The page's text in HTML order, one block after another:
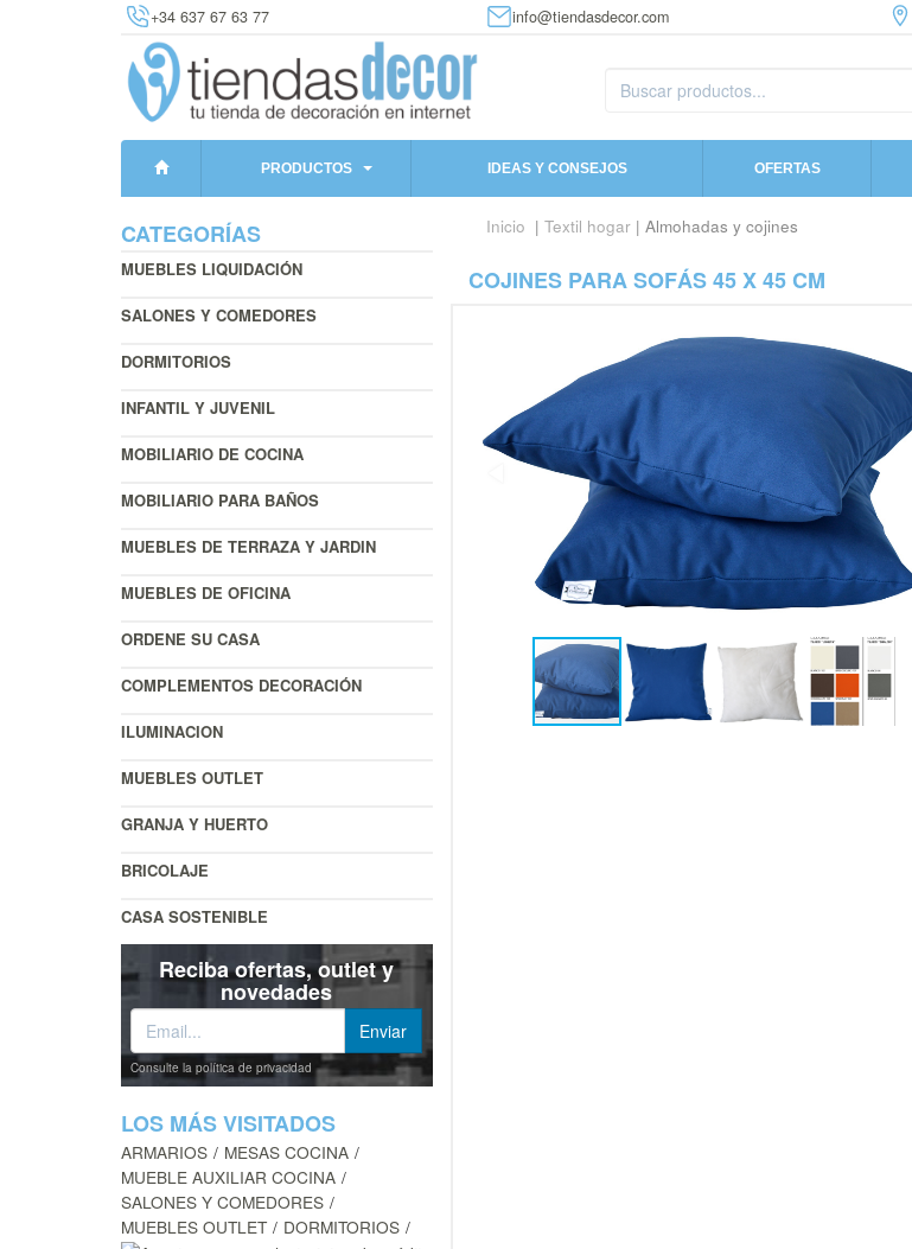
+34 637 67 63 77 info@tiendasdecor.com
PRODUCTOS IDEAS Y CONSEJOS OFERTAS
CATEGORÍAS
MUEBLES LIQUIDACIÓN
SALONES Y COMEDORES
DORMITORIOS
INFANTIL Y JUVENIL
MOBILIARIO DE COCINA
MOBILIARIO PARA BAÑOS
MUEBLES DE TERRAZA Y JARDIN
MUEBLES DE OFICINA
ORDENE SU CASA
COMPLEMENTOS DECORACIÓN
ILUMINACION
MUEBLES OUTLET
GRANJA Y HUERTO
BRICOLAJE
CASA SOSTENIBLE
Reciba ofertas, outlet y
novedades
Consulte la política de privacidad
LOS MÁS VISITADOS
ARMARIOS
MESAS COCINA
MUEBLE AUXILIAR COCINA
SALONES Y COMEDORES
MUEBLES OUTLET
DORMITORIOS
Inicio | Textil hogar| Almohadas y cojines
COJINES PARA SOFÁS 45 X 45 CM